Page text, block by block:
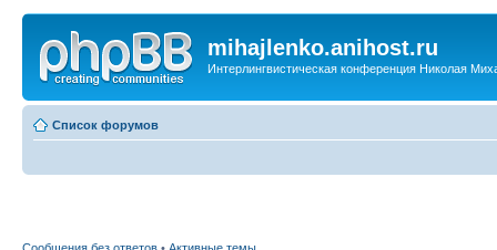
mihajlenko.anihost.ru
Интерлингвистическая конференция Николая
Список форумов